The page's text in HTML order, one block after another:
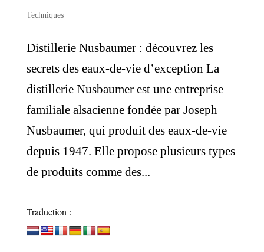
Techniques
Distillerie Nusbaumer : découvrez les
secrets des eaux-de-vie d’exception La
distillerie Nusbaumer est une entreprise
familiale alsacienne fondée par Joseph
Nusbaumer, qui produit des eaux-de-vie
depuis 1947. Elle propose plusieurs types
de produits comme des...
Traduction :